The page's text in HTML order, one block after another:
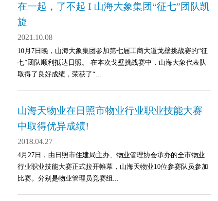
在一起，了不起 I 山海大象集团“征七”团队凯
旋
2021.10.08
10月7日晚，山海大象集团参加第七届工商大道戈壁挑战赛的“征
七”团队顺利抵达日照。 在本次戈壁挑战赛中，山海大象代表队
取得了良好成绩，荣获了“...
山海天物业在日照市物业行业职业技能大赛
中取得优异成绩!
2018.04.27
4月27日，由日照市住建局主办、物业管理协会承办的全市物业
行业职业技能大赛正式拉开帷幕，山海天物业10位参赛队员参加
比赛。分别是物业管理员竞赛组...